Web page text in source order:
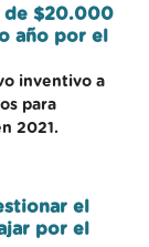
de $20.000
año por el
inventivo a
para
2021.
el
por el